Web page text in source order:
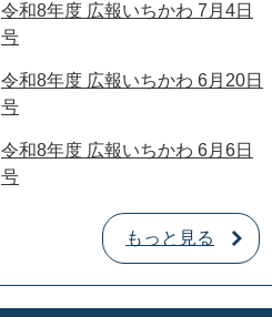
令和8年度 広報いちかわ 7月4日
号
令和8年度 広報いちかわ 6月20日
号
令和8年度 広報いちかわ 6月6日
号
もっと見る